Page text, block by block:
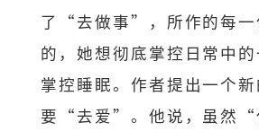
了“去做事”，所作的每一
的，她想彻底掌控日常中
掌控睡眠。作者提出一个
要“去爱”。他说，虽然